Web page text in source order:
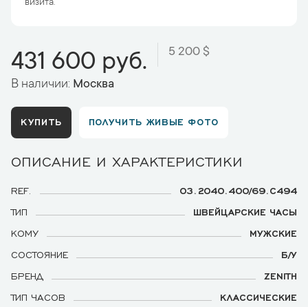
визита.
431 600 руб. 5 200 $
В наличии: Москва
КУПИТЬ ПОЛУЧИТЬ ЖИВЫЕ ФОТО
ОПИСАНИЕ И ХАРАКТЕРИСТИКИ
REF.
03.2040.400/69.C494
ТИП
ШВЕЙЦАРСКИЕ ЧАСЫ
КОМУ
МУЖСКИЕ
СОСТОЯНИЕ
Б/У
БРЕНД
ZENITH
ТИП ЧАСОВ
КЛАССИЧЕСКИЕ